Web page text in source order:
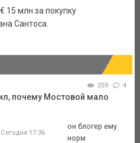
15 млн за покупку
Сантоса.
259 4
почему Мостовой мало
Сегодня 17:36
он блогер ему
норм